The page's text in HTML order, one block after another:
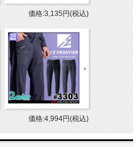
価格:3,135円(税込)
価格:4,994円(税込)